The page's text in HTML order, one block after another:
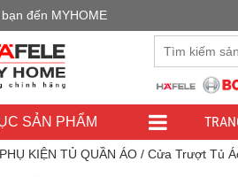
đến MYHOME
SẢN PHẨM
PHỤ KIỆN TỦ QUẦN ÁO / Cửa Trượt Tủ
Đây là cửa